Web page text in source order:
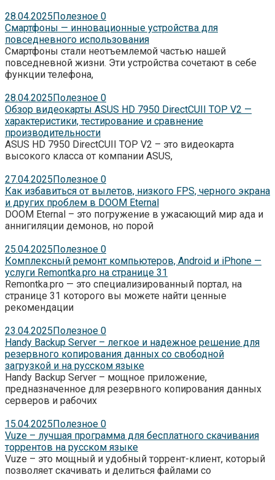
28.04.2025Полезное 0
Смартфоны — инновационные устройства для
повседневного использования
Смартфоны стали неотъемлемой частью нашей
повседневной жизни. Эти устройства сочетают в себе
функции телефона,
28.04.2025Полезное 0
Обзор видеокарты ASUS HD 7950 DirectCUII TOP V2 —
характеристики, тестирование и сравнение
производительности
ASUS HD 7950 DirectCUII TOP V2 – это видеокарта
высокого класса от компании ASUS,
27.04.2025Полезное 0
Как избавиться от вылетов, низкого FPS, черного экрана
и других проблем в DOOM Eternal
DOOM Eternal – это погружение в ужасающий мир ада и
аннигиляции демонов, но порой
25.04.2025Полезное 0
Комплексный ремонт компьютеров, Android и iPhone —
услуги Remontka.pro на странице 31
Remontka.pro — это специализированный портал, на
странице 31 которого вы можете найти ценные
рекомендации
23.04.2025Полезное 0
Handy Backup Server – легкое и надежное решение для
резервного копирования данных со свободной
загрузкой и на русском языке
Handy Backup Server – мощное приложение,
предназначенное для резервного копирования данных
серверов и рабочих
15.04.2025Полезное 0
Vuze – лучшая программа для бесплатного скачивания
торрентов на русском языке
Vuze – это мощный и удобный торрент-клиент, который
позволяет скачивать и делиться файлами со